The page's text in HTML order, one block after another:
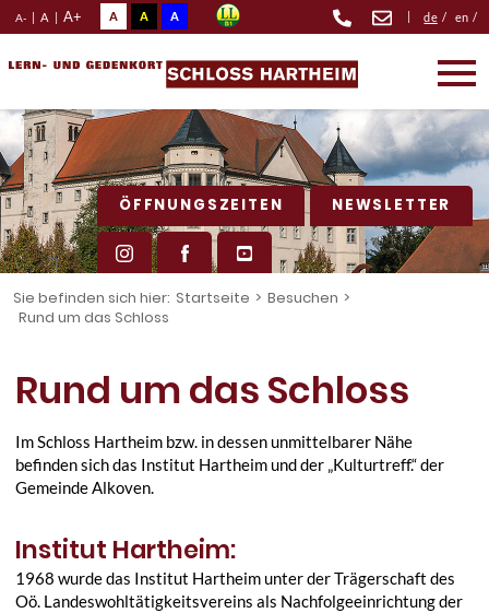
A- | A | A+ A A A | de / en /
ÖFFNUNGSZEITEN NEWSLETTER
Sie befinden sich hier: Startseite > Besuchen >
Rund um das Schloss
Rund um das Schloss
Im Schloss Hartheim bzw. in dessen unmittelbarer Nähe
befinden sich das Institut Hartheim und der „Kulturtreff.“ der
Gemeinde Alkoven.
Institut Hartheim:
1968 wurde das Institut Hartheim unter der Trägerschaft des
Oö. Landeswohltätigkeitsvereins als Nachfolgeeinrichtung der